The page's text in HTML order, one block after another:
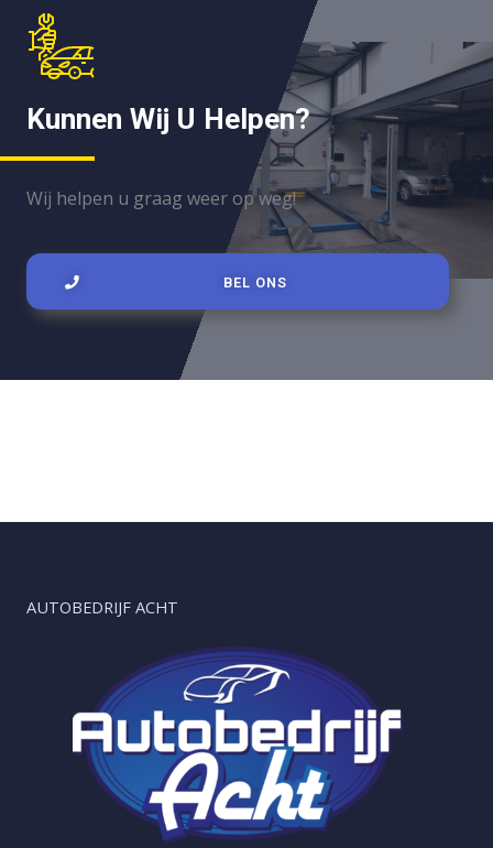
Kunnen Wij U Helpen?
Wij helpen u graag weer op weg!
BEL ONS
AUTOBEDRIJF ACHT